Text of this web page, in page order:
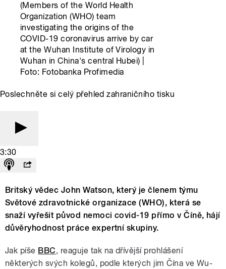
(Members of the World Health
Organization (WHO) team
investigating the origins of the
COVID-19 coronavirus arrive by car
at the Wuhan Institute of Virology in
Wuhan in China's central Hubei) |
Foto: Fotobanka Profimedia
Poslechněte si celý přehled zahraničního tisku
3:30
Britský vědec John Watson, který je členem týmu
Světové zdravotnické organizace (WHO), která se
snaží vyřešit původ nemoci covid-19 přímo v Číně, hájí
důvěryhodnost práce expertní skupiny.
Jak píše BBC, reaguje tak na dřívější prohlášení
některých svých kolegů, podle kterých jim Čína ve Wu-